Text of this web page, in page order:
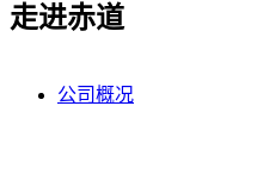
走进赤道
公司概况